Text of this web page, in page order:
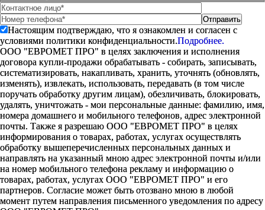
Настоящим подтверждаю, что я ознакомлен и согласен с
условиями политики конфиденциальности.Подробнее.
ООО "ЕВРОМЕТ ПРО" в целях заключения и исполнения
договора купли-продажи обрабатывать - собирать, записывать,
систематизировать, накапливать, хранить, уточнять (обновлять,
изменять), извлекать, использовать, передавать (в том числе
поручать обработку другим лицам), обезличивать, блокировать,
удалять, уничтожать - мои персональные данные: фамилию, имя,
номера домашнего и мобильного телефонов, адрес электронной
почты. Также я разрешаю ООО "ЕВРОМЕТ ПРО" в целях
информирования о товарах, работах, услугах осуществлять
обработку вышеперечисленных персональных данных и
направлять на указанный мною адрес электронной почты и/или
на номер мобильного телефона рекламу и информацию о
товарах, работах, услугах ООО "ЕВРОМЕТ ПРО" и его
партнеров. Согласие может быть отозвано мною в любой
момент путем направления письменного уведомления по адресу